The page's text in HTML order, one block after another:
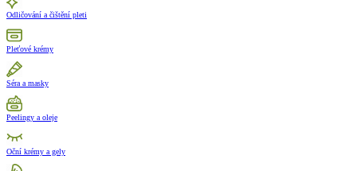
Odličování a čištění pleti
Pleťové krémy
Séra a masky
Peelingy a oleje
Oční krémy a gely